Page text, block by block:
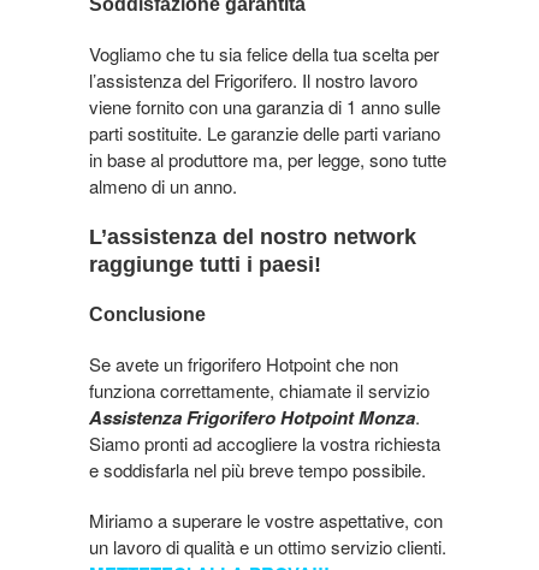
Vogliamo che tu sia felice della tua scelta per
l’assistenza del Frigorifero. Il nostro lavoro
viene fornito con una garanzia di 1 anno sulle
parti sostituite. Le garanzie delle parti variano
in base al produttore ma, per legge, sono tutte
almeno di un anno.
L’assistenza del nostro network
raggiunge tutti i paesi!
Conclusione
Se avete un frigorifero Hotpoint che non
funziona correttamente, chiamate il servizio
Assistenza Frigorifero Hotpoint Monza.
Siamo pronti ad accogliere la vostra richiesta
e soddisfarla nel più breve tempo possibile.
Miriamo a superare le vostre aspettative, con
un lavoro di qualità e un ottimo servizio clienti.